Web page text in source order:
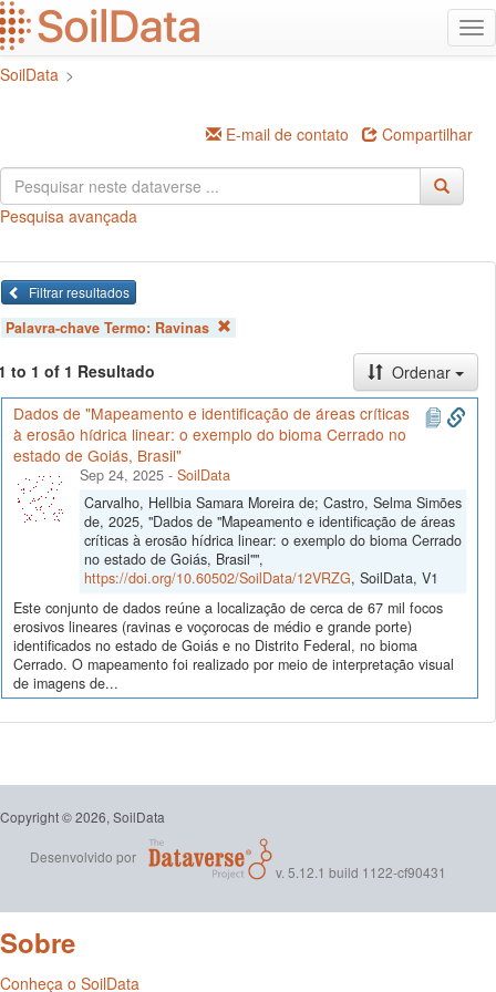
Ir
para
o
conteúdo
SoilData >
E-mail de contato Compartilhar
Pesquisa avançada
Filtrar resultados
Palavra-chave Termo: Ravinas
to 1 of 1 Resultado
Ordenar
Dados de "Mapeamento e identificação de áreas críticas
à erosão hídrica linear: o exemplo do bioma Cerrado no
estado de Goiás, Brasil"
Sep 24, 2025 - SoilData
Carvalho, Hellbia Samara Moreira de; Castro, Selma Simões
de, 2025, "Dados de "Mapeamento e identificação de áreas
críticas à erosão hídrica linear: o exemplo do bioma Cerrado
no estado de Goiás, Brasil"",
https://doi.org/10.60502/SoilData/12VRZG, SoilData, V1
Este conjunto de dados reúne a localização de cerca de 67 mil focos
erosivos lineares (ravinas e voçorocas de médio e grande porte)
identificados no estado de Goiás e no Distrito Federal, no bioma
Cerrado. O mapeamento foi realizado por meio de interpretação visual
de imagens de...
Copyright © 2026, SoilData
Desenvolvido por
v. 5.12.1 build 1122-cf90431
Sobre
Conheça o SoilData